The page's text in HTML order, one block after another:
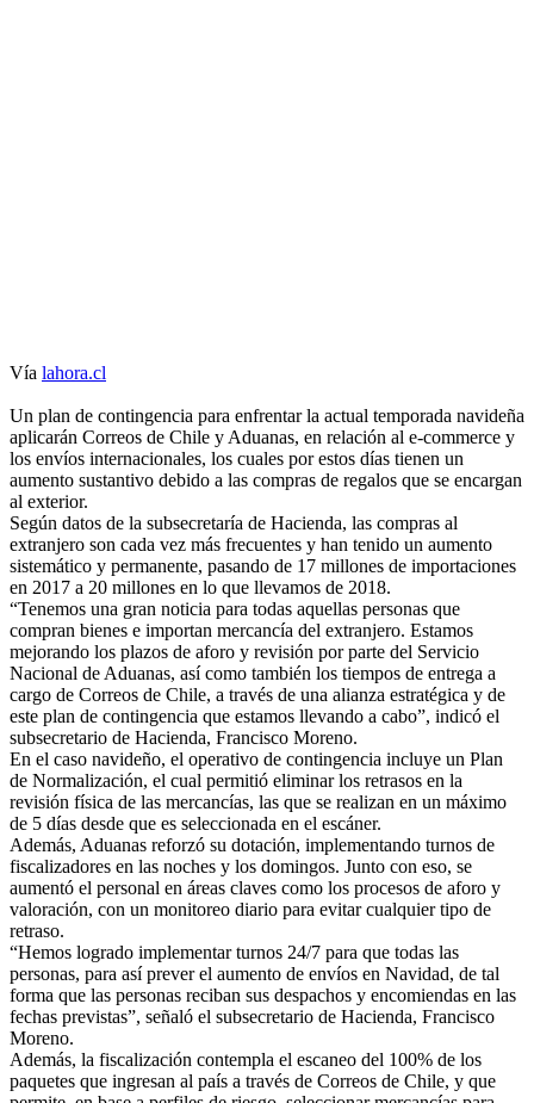
Vía lahora.cl
Un plan de contingencia para enfrentar la actual temporada navideña
aplicarán Correos de Chile y Aduanas, en relación al e-commerce y
los envíos internacionales, los cuales por estos días tienen un
aumento sustantivo debido a las compras de regalos que se encargan
al exterior.
Según datos de la subsecretaría de Hacienda, las compras al
extranjero son cada vez más frecuentes y han tenido un aumento
sistemático y permanente, pasando de 17 millones de importaciones
en 2017 a 20 millones en lo que llevamos de 2018.
“Tenemos una gran noticia para todas aquellas personas que
compran bienes e importan mercancía del extranjero. Estamos
mejorando los plazos de aforo y revisión por parte del Servicio
Nacional de Aduanas, así como también los tiempos de entrega a
cargo de Correos de Chile, a través de una alianza estratégica y de
este plan de contingencia que estamos llevando a cabo”, indicó el
subsecretario de Hacienda, Francisco Moreno.
En el caso navideño, el operativo de contingencia incluye un Plan
de Normalización, el cual permitió eliminar los retrasos en la
revisión física de las mercancías, las que se realizan en un máximo
de 5 días desde que es seleccionada en el escáner.
Además, Aduanas reforzó su dotación, implementando turnos de
fiscalizadores en las noches y los domingos. Junto con eso, se
aumentó el personal en áreas claves como los procesos de aforo y
valoración, con un monitoreo diario para evitar cualquier tipo de
retraso.
“Hemos logrado implementar turnos 24/7 para que todas las
personas, para así prever el aumento de envíos en Navidad, de tal
forma que las personas reciban sus despachos y encomiendas en las
fechas previstas”, señaló el subsecretario de Hacienda, Francisco
Moreno.
Además, la fiscalización contempla el escaneo del 100% de los
paquetes que ingresan al país a través de Correos de Chile, y que